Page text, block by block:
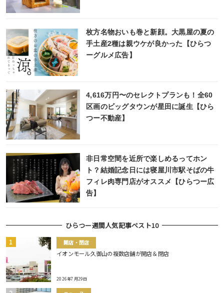
枚方名物おいも巻と新顔。大黒屋の夏の
手土産2種は親ウケが良かった【ひらつ
ーグルメ広告】
4,616万円〜のセレクトプランも！全60
区画のビッグタウンが星田に誕生【ひら
つー不動産】
非日常空間を近所で楽しめるってホン
ト？結婚記念日には寝屋川市駅そばの牛
フィレ肉専門店がオススメ【ひらつー広
告】
ひらつー週間人気記事ベスト10
開店・閉店
イオンモール久御山の複数店舗が開店＆閉店
2026年7月29日